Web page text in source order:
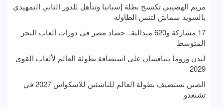
مريم الهضيبي تكتسح بطلة إسبانيا وتتأهل للدور الثاني التمهيدي
بالسويد سماش لتنس الطاولة
17 مشاركة و620 ميدالية.. حصاد مصر في دورات ألعاب البحر
المتوسط
لندن وروما تتنافسان على استضافة بطولة العالم لألعاب القوى
2029
الصين تستضيف بطولة العالم للناشئين للاسكواش 2027 في
تشنغدو